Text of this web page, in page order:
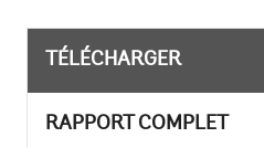
TÉLÉCHARGER
RAPPORT COMPLET